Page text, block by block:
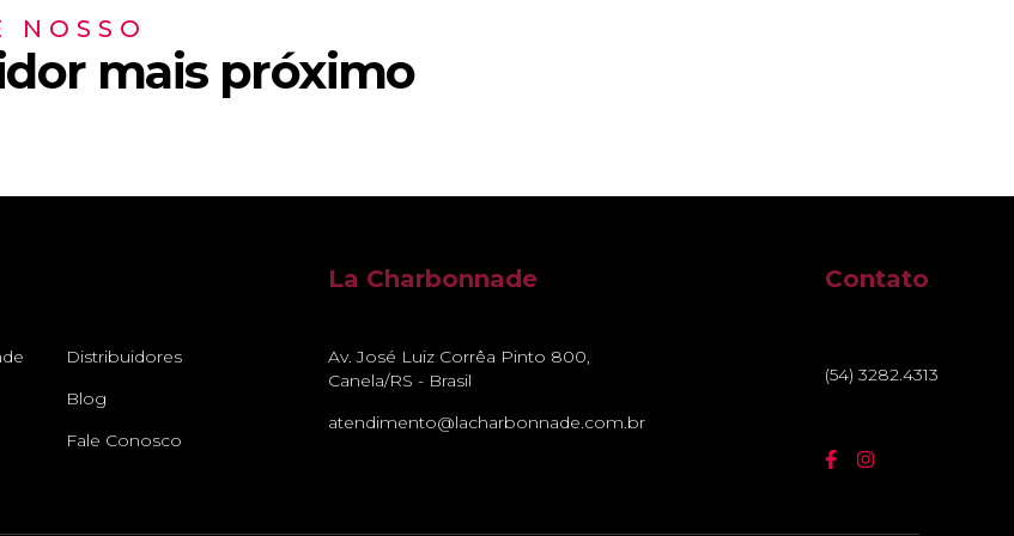
NOSSO
mais próximo
Distribuidores
Blog
Fale Conosco
La Charbonnade
Av. José Luiz Corrêa Pinto 800,
Canela/RS - Brasil
atendimento@lacharbonnade.com.br
Contato
(54) 3282.4313